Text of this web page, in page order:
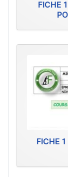
FICHE
FICHE